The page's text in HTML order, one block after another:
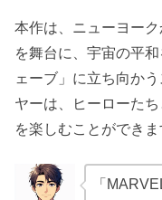
本作は、ニューヨー
を舞台に、宇宙の平
ェーブ」に立ち向か
ヤーは、ヒーローた
を楽しむことができま
「